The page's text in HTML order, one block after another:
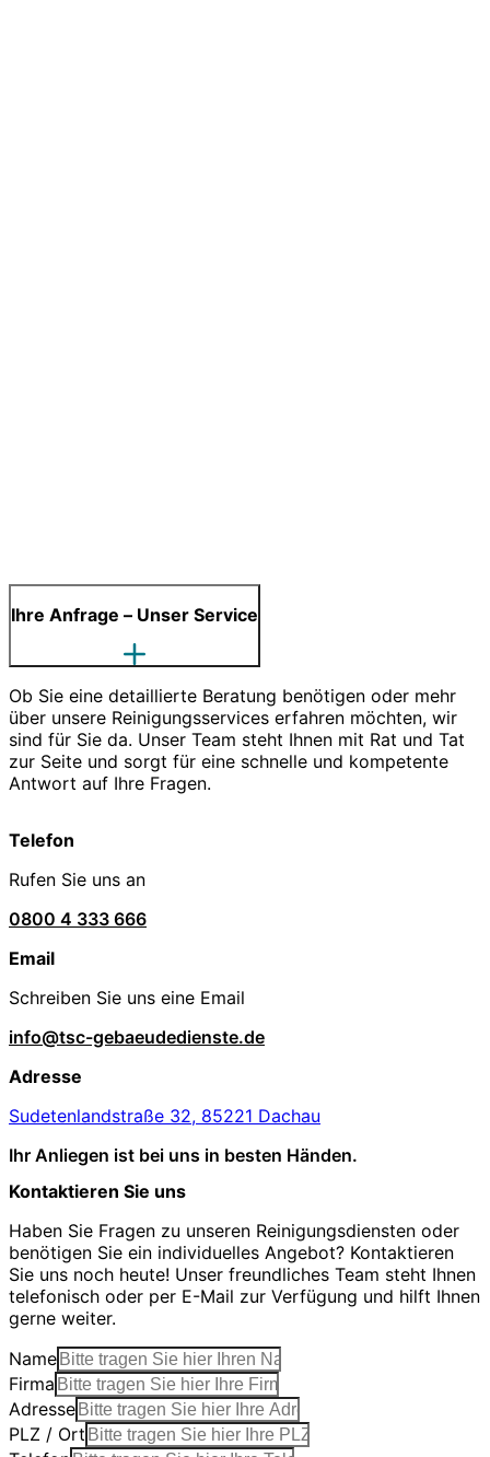
Ihre Anfrage – Unser Service
Ob Sie eine detaillierte Beratung benötigen oder mehr
über unsere Reinigungsservices erfahren möchten, wir
sind für Sie da. Unser Team steht Ihnen mit Rat und Tat
zur Seite und sorgt für eine schnelle und kompetente
Antwort auf Ihre Fragen.
Telefon
Rufen Sie uns an
0800 4 333 666
Email
Schreiben Sie uns eine Email
info@tsc-gebaeudedienste.de
Adresse
Sudetenlandstraße 32, 85221 Dachau
Ihr Anliegen ist bei uns in besten Händen.
Kontaktieren Sie uns
Haben Sie Fragen zu unseren Reinigungsdiensten oder
benötigen Sie ein individuelles Angebot? Kontaktieren
Sie uns noch heute! Unser freundliches Team steht Ihnen
telefonisch oder per E-Mail zur Verfügung und hilft Ihnen
gerne weiter.
Name
Firma
Adresse
PLZ / Ort